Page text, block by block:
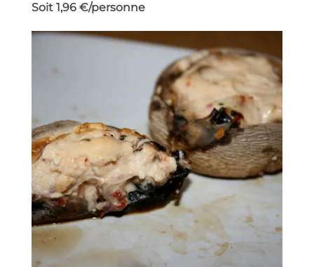
Soit 1,96 €/personne